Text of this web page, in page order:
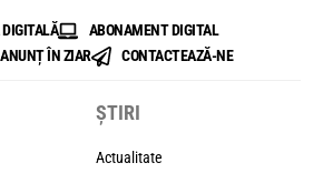
ABONAMENT DIGITAL
ÎN ZIAR
CONTACTEAZĂ-NE
ȘTIRI
Actualitate